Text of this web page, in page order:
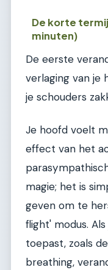
De korte
minuten)
De eerste
verlaging van je
je schouders
Je hoofd voelt
effect van het
magie; het is
geven om te
flight' modus.
toepast, zoals
breathing,